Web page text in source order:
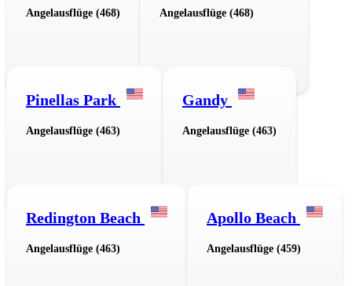
Angelausflüge (468) Angelausflüge (468)
Pinellas Park
Angelausflüge (463)
Gandy
Angelausflüge (463)
Redington Beach
Angelausflüge (463)
Apollo Beach
Angelausflüge (459)